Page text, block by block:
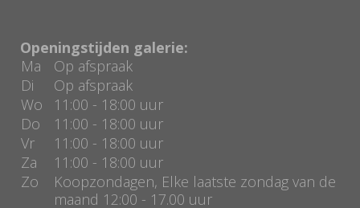
Openingstijden galerie:
Ma
Op afspraak
Di
Op afspraak
Wo
11:00 - 18:00 uur
Do
11:00 - 18:00 uur
Vr
11:00 - 18:00 uur
Za
11:00 - 18:00 uur
Zo
Koopzondagen, Elke laatste zondag van de
maand 12:00 - 17.00 uur